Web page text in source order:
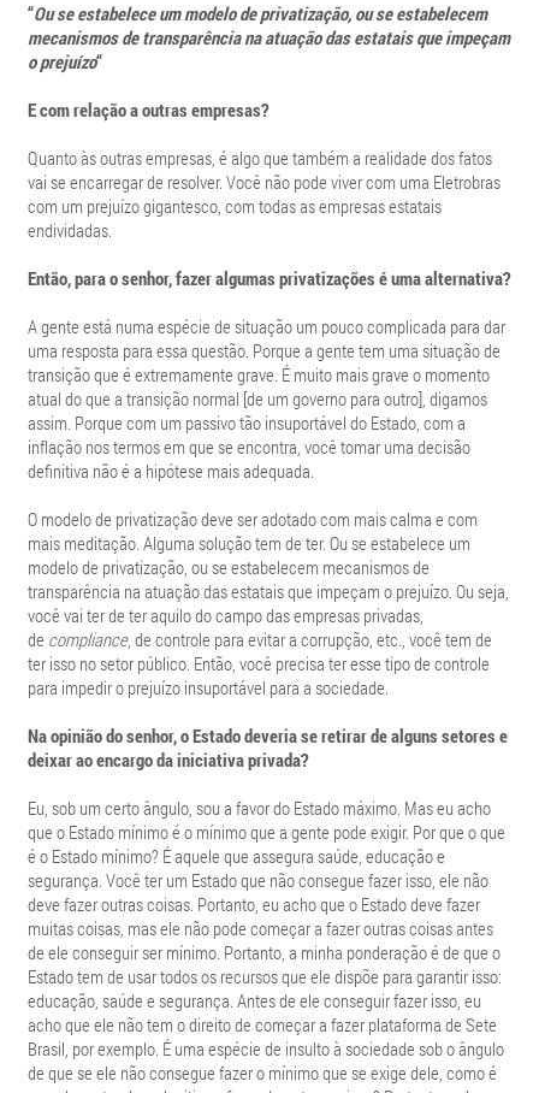
“Ou se estabelece um modelo de privatização, ou se estabelecem
mecanismos de transparência na atuação das estatais que impeçam
o prejuízo“
E com relação a outras empresas?
Quanto às outras empresas, é algo que também a realidade dos fatos
vai se encarregar de resolver. Você não pode viver com uma Eletrobras
com um prejuízo gigantesco, com todas as empresas estatais
endividadas.
Então, para o senhor, fazer algumas privatizações é uma alternativa?
A gente está numa espécie de situação um pouco complicada para dar
uma resposta para essa questão. Porque a gente tem uma situação de
transição que é extremamente grave. É muito mais grave o momento
atual do que a transição normal [de um governo para outro], digamos
assim. Porque com um passivo tão insuportável do Estado, com a
inflação nos termos em que se encontra, você tomar uma decisão
definitiva não é a hipótese mais adequada.
O modelo de privatização deve ser adotado com mais calma e com
mais meditação. Alguma solução tem de ter. Ou se estabelece um
modelo de privatização, ou se estabelecem mecanismos de
transparência na atuação das estatais que impeçam o prejuízo. Ou seja,
você vai ter de ter aquilo do campo das empresas privadas,
de compliance, de controle para evitar a corrupção, etc., você tem de
ter isso no setor público. Então, você precisa ter esse tipo de controle
para impedir o prejuízo insuportável para a sociedade.
Na opinião do senhor, o Estado deveria se retirar de alguns setores e
deixar ao encargo da iniciativa privada?
Eu, sob um certo ângulo, sou a favor do Estado máximo. Mas eu acho
que o Estado mínimo é o mínimo que a gente pode exigir. Por que o que
é o Estado mínimo? É aquele que assegura saúde, educação e
segurança. Você ter um Estado que não consegue fazer isso, ele não
deve fazer outras coisas. Portanto, eu acho que o Estado deve fazer
muitas coisas, mas ele não pode começar a fazer outras coisas antes
de ele conseguir ser mínimo. Portanto, a minha ponderação é de que o
Estado tem de usar todos os recursos que ele dispõe para garantir isso:
educação, saúde e segurança. Antes de ele conseguir fazer isso, eu
acho que ele não tem o direito de começar a fazer plataforma de Sete
Brasil, por exemplo. É uma espécie de insulto à sociedade sob o ângulo
de que se ele não consegue fazer o mínimo que se exige dele, como é